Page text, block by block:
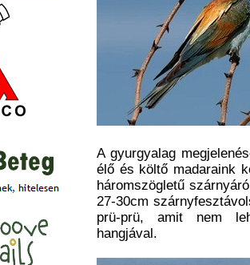
A gyurgyalag
élő és költő madaraink
háromszögletű
27-30cm
prü-prü, amit nem
hangjával.